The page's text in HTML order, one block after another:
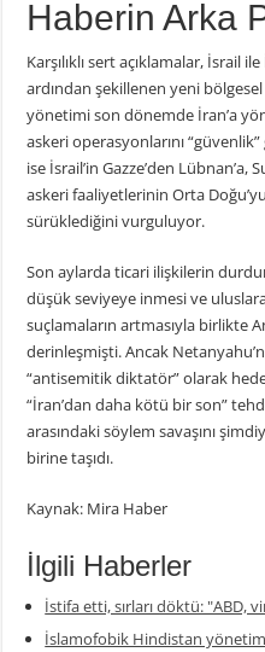
Haberin Arka
Karşılıklı sert açıklamalar, İsrail
ardından şekillenen yeni
yönetimi son dönemde İran’a
askeri operasyonlarını
ise İsrail’in Gazze’den Lübnan’a,
askeri faaliyetlerinin Orta
sürüklediğini vurguluyor.
Son aylarda ticari ilişkilerin
düşük seviyeye inmesi ve
suçlamaların artmasıyla birlikte
derinleşmişti. Ancak
“antisemitik diktatör” olarak
“İran’dan daha kötü bir son”
arasındaki söylem savaşını
birine taşıdı.
Kaynak: Mira Haber
İlgili Haberler
İstifa etti, sırları döktü: "ABD,
İslamofobik Hindistan